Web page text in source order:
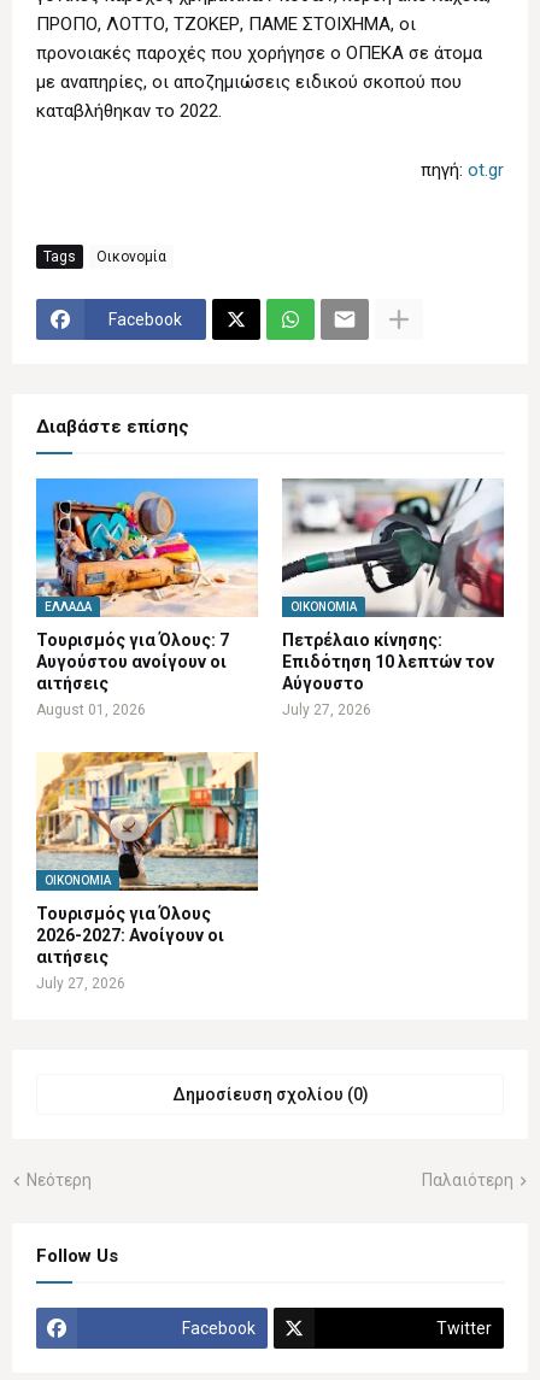
ΠΡΟΠΟ, ΛΟΤΤΟ, ΤΖΟΚΕΡ, ΠΑΜΕ ΣΤΟΙΧΗΜΑ, οι
προνοιακές παροχές που χορήγησε ο ΟΠΕΚΑ σε άτομα
με αναπηρίες, οι αποζημιώσεις ειδικού σκοπού που
καταβλήθηκαν το 2022.
πηγή: ot.gr
Tags Οικονομία
Facebook
Διαβάστε επίσης
ΕΛΛΆΔΑ
Τουρισμός για Όλους: 7
Αυγούστου ανοίγουν οι
αιτήσεις
August 01, 2026
ΟΙΚΟΝΟΜΊΑ
Πετρέλαιο κίνησης:
Επιδότηση 10 λεπτών τον
Αύγουστο
July 27, 2026
ΟΙΚΟΝΟΜΊΑ
Τουρισμός για Όλους
2026-2027: Ανοίγουν οι
αιτήσεις
July 27, 2026
Δημοσίευση σχολίου (0)
Νεότερη Παλαιότερη
Follow Us
Facebook Twitter